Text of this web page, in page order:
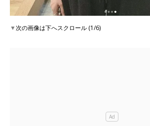
▼次の画像は下へスクロール (1/6)